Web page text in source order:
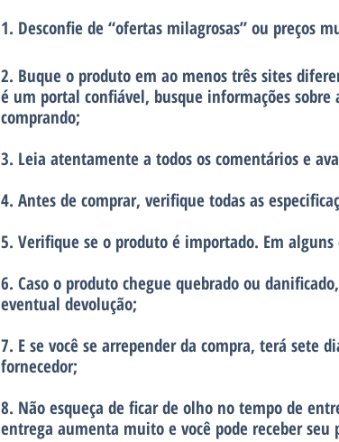
1. Desconfie de “ofertas milagrosas” ou preços
2. Buque o produto em ao menos três sites
é um portal confiável, busque informações
comprando;
3. Leia atentamente a todos os comentários e
4. Antes de comprar, verifique todas as
5. Verifique se o produto é importado. Em
6. Caso o produto chegue quebrado ou
eventual devolução;
7. E se você se arrepender da compra, terá sete
fornecedor;
8. Não esqueça de ficar de olho no tempo de
entrega aumenta muito e você pode receber seu